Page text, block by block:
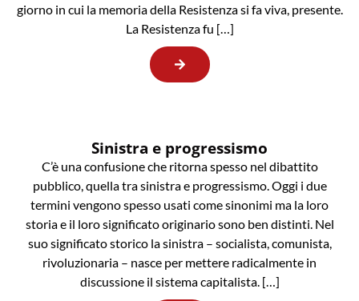
giorno in cui la memoria della Resistenza si fa viva, presente.
La Resistenza fu […]
Sinistra e progressismo
C’è una confusione che ritorna spesso nel dibattito
pubblico, quella tra sinistra e progressismo. Oggi i due
termini vengono spesso usati come sinonimi ma la loro
storia e il loro significato originario sono ben distinti. Nel
suo significato storico la sinistra – socialista, comunista,
rivoluzionaria – nasce per mettere radicalmente in
discussione il sistema capitalista. […]